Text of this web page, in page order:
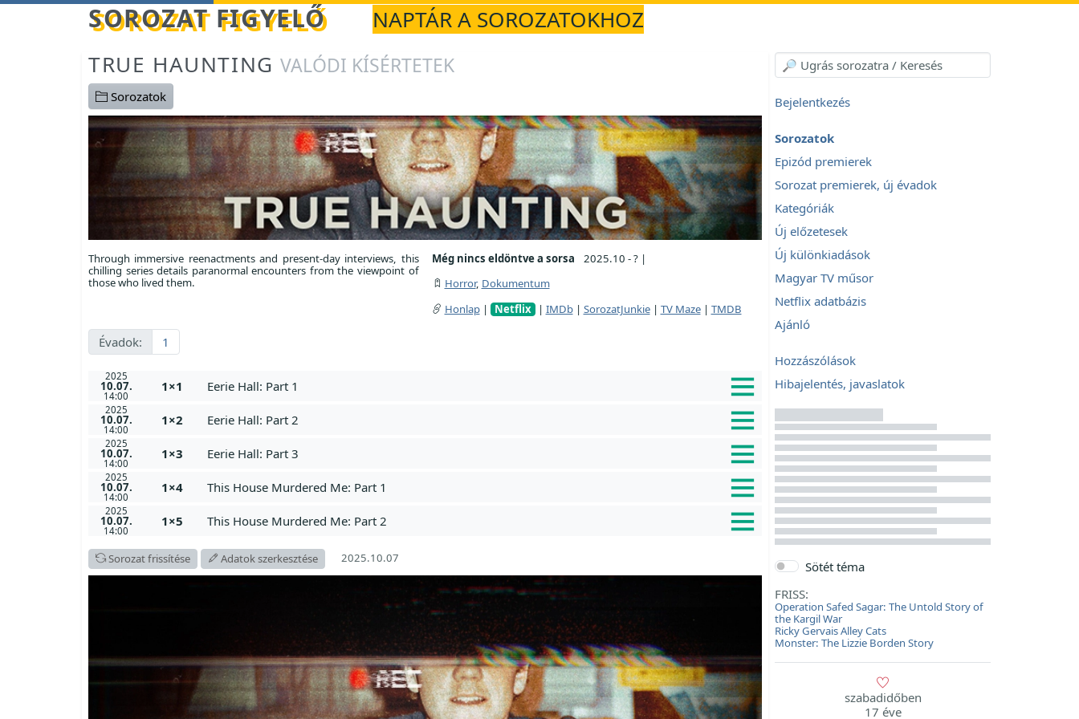
Betöltés... SOROZAT FIGYELŐ
NAPTÁR A SOROZATOKHOZ
TRUE HAUNTING VALÓDI KÍSÉRTETEK
Sorozatok
Through immersive reenactments and present-day interviews, this
chilling series details paranormal encounters from the viewpoint of
those who lived them.
Még nincs eldöntve a sorsa 2025.10 - ? |
Horror, Dokumentum
Honlap| Netflix | IMDb| SorozatJunkie| TV Maze| TMDB
Évadok: 1
2025
10.07.
14:00
1×1 Eerie Hall: Part 1
2025
10.07.
14:00
1×2 Eerie Hall: Part 2
2025
10.07.
14:00
1×3 Eerie Hall: Part 3
2025
10.07.
14:00
1×4 This House Murdered Me: Part 1
2025
10.07.
14:00
1×5 This House Murdered Me: Part 2
Sorozat frissítése Adatok szerkesztése 2025.10.07
Bejelentkezés
Sorozatok
Epizód premierek
Sorozat premierek, új évadok
Kategóriák
Új előzetesek
Új különkiadások
Magyar TV műsor
Netflix adatbázis
Ajánló
Hozzászólások
Hibajelentés, javaslatok
Sötét téma
FRISS:
Operation Safed Sagar: The Untold Story of
the Kargil War
Ricky Gervais Alley Cats
Monster: The Lizzie Borden Story
szabadidőben
17 éve